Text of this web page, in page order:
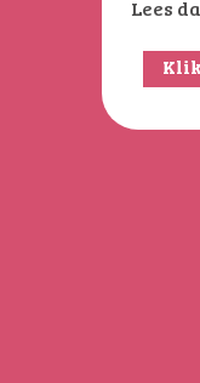
Lees